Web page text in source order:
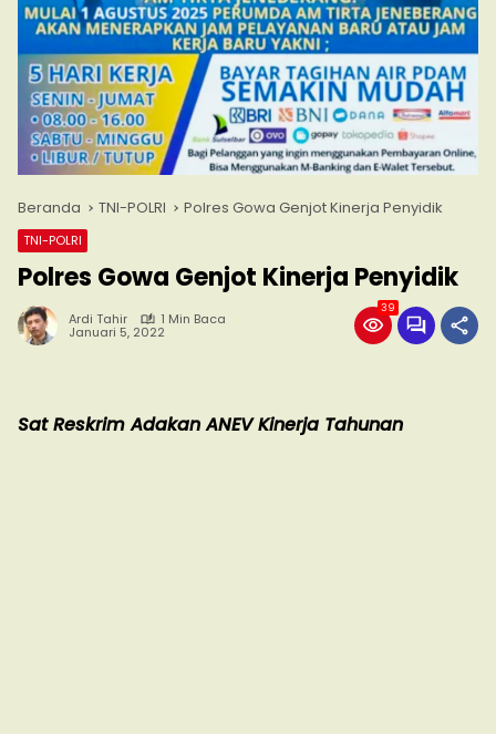
Beranda TNI-POLRI Polres Gowa Genjot Kinerja Penyidik
TNI-POLRI
Polres Gowa Genjot Kinerja Penyidik
Ardi Tahir 1 Min Baca
Januari 5, 2022
39
Sat Reskrim Adakan ANEV Kinerja Tahunan